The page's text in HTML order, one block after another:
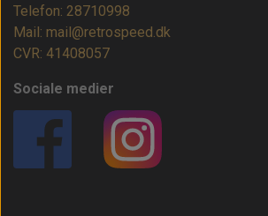
Telefon: 28710998
Mail: mail@retrospeed.dk
CVR: 41408057
Sociale medier